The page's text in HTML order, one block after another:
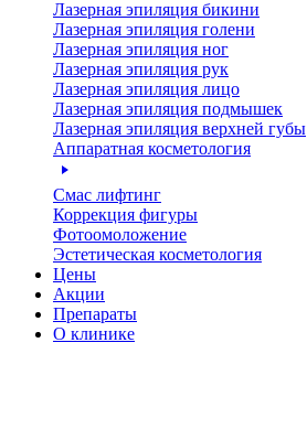
Лазерная эпиляция бикини
Лазерная эпиляция голени
Лазерная эпиляция ног
Лазерная эпиляция рук
Лазерная эпиляция лицо
Лазерная эпиляция подмышек
Лазерная эпиляция верхней губы
Аппаратная косметология
Смас лифтинг
Коррекция фигуры
Фотоомоложение
Эстетическая косметология
Цены
Акции
Препараты
О клинике